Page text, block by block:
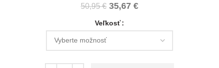
50,95€ 35,67 €
Veľkosť